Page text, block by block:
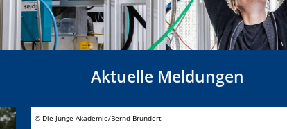
Aktuelle Meldungen
© Die Junge Akademie/Bernd Brundert